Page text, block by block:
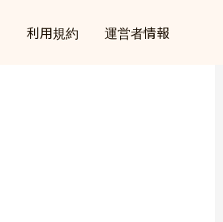
利用規約 運営者情報